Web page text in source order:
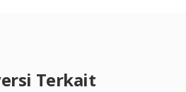
Terkait